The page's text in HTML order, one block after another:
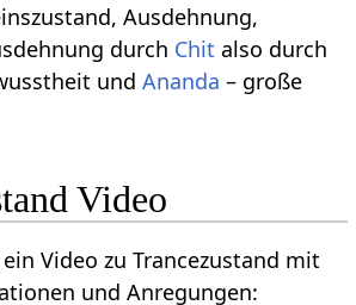
Ausdehnung,
durch Chit also durch
undAnanda – große
Video
Video zu Trancezustand mit
und Anregungen: